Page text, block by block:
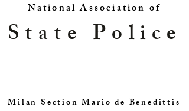
National Association of
Milan Section Mario de Benedittis
State Police